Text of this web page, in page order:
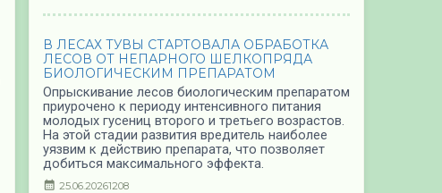
В ЛЕСАХ ТУВЫ СТАРТОВАЛА ОБРАБОТКА
ЛЕСОВ ОТ НЕПАРНОГО ШЕЛКОПРЯДА
БИОЛОГИЧЕСКИМ ПРЕПАРАТОМ
Опрыскивание лесов биологическим препаратом
приурочено к периоду интенсивного питания
молодых гусениц второго и третьего возрастов.
На этой стадии развития вредитель наиболее
уязвим к действию препарата, что позволяет
добиться максимального эффекта.
25.06.20261208